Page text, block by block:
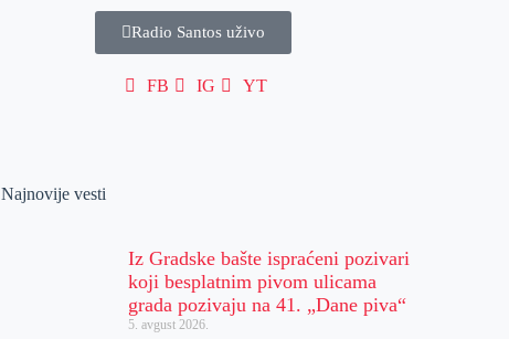
Radio Santos uživo
FB IG YT
Najnovije vesti
Iz Gradske bašte ispraćeni pozivari
koji besplatnim pivom ulicama
grada pozivaju na 41. „Dane piva“
5. avgust 2026.